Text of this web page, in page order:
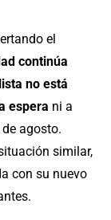
el
continúa
no está
espera ni a
agosto.
similar,
con su nuevo